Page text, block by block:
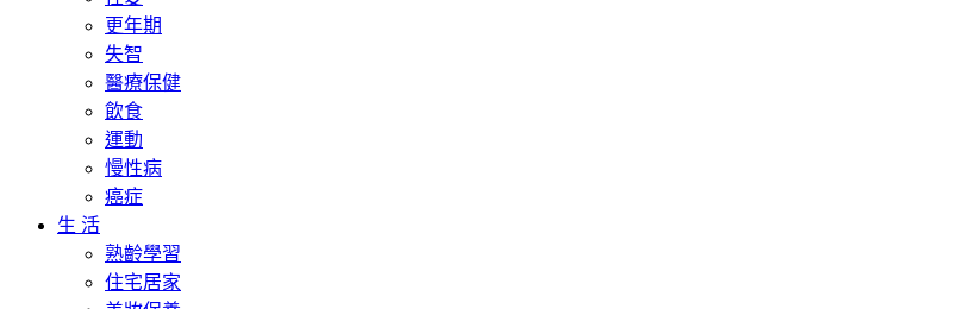
更年期
失智
醫療保健
飲食
運動
慢性病
癌症
生 活
熟齡學習
住宅居家